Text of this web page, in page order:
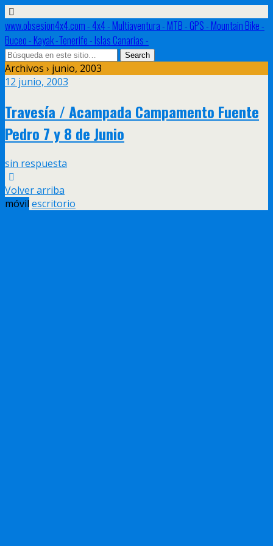
www.obsesion4x4.com - 4x4 - Multiaventura - MTB - GPS - Mountain Bike -
Buceo - Kayak -Tenerife - Islas Canarias -
Archivos › junio, 2003
12 junio, 2003
Travesía / Acampada Campamento Fuente
Pedro 7 y 8 de Junio
sin respuesta
Volver arriba
móvil escritorio